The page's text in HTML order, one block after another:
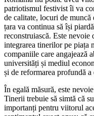
patriotismul festivist îi va
de calitate, locuri de
țara va continua să își
reconstruiască. Este nevoie
integrarea tinerilor pe piața
companiile care angajează
universități și mediul
și de reformarea profundă a
În egală măsură, este
Tinerii trebuie să simtă că
importanți pentru viitorul